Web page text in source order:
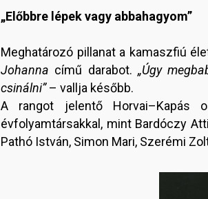
„Előbbre lépek vagy abbahagyom”
Meghatározó pillanat a kamaszfiú
Johanna című darabot. „Úgy
csinálni”– vallja később.
A rangot jelentő Horvai–Kapás
évfolyamtársakkal, mint Bardóczy
Pathó István, Simon Mari, Szerémi